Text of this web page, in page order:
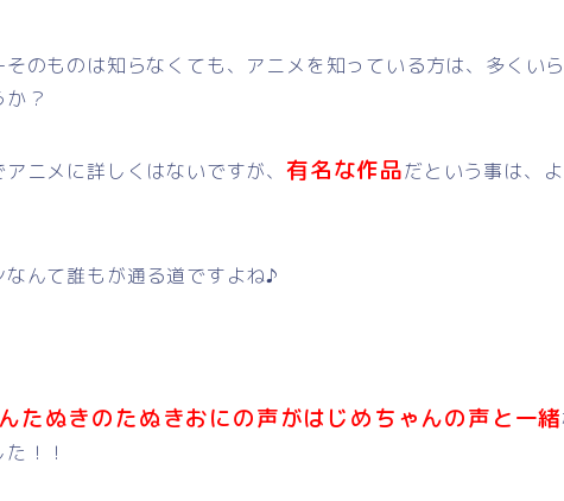
そのものは知らなくても、アニメを知っている方は、多くい
？
ニメに詳しくはないですが、 有名な作品だという事は、
なんて誰もが通る道ですよね♪
たぬきのたぬきおにの声がはじめちゃんの声と一緒
！！